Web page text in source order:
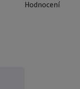
Hodnocení